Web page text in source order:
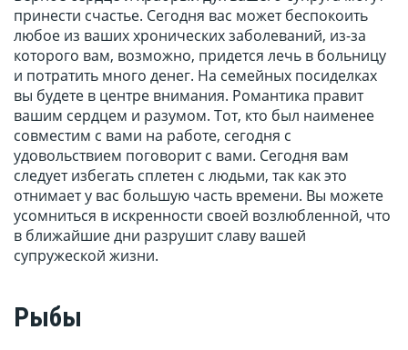
принести счастье. Сегодня вас может беспокоить
любое из ваших хронических заболеваний, из-за
которого вам, возможно, придется лечь в больницу
и потратить много денег. На семейных посиделках
вы будете в центре внимания. Романтика правит
вашим сердцем и разумом. Тот, кто был наименее
совместим с вами на работе, сегодня с
удовольствием поговорит с вами. Сегодня вам
следует избегать сплетен с людьми, так как это
отнимает у вас большую часть времени. Вы можете
усомниться в искренности своей возлюбленной, что
в ближайшие дни разрушит славу вашей
супружеской жизни.
Рыбы